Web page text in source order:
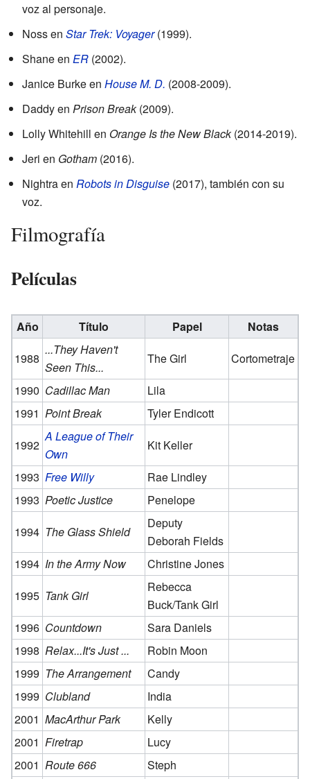
voz al personaje.
Noss en Star Trek: Voyager(1999).
Shane en ER (2002).
Janice Burke en House M. D. (2008-2009).
Daddy en Prison Break(2009).
Lolly Whitehill en Orange Is the New Black(2014-2019).
Jeri en Gotham (2016).
Nightra en Robots in Disguise (2017), también con su
voz.
Filmografía
Películas
Año Título Papel
Notas
1988
...They Haven't
Seen This...
The Girl
Cortometraje
1990 Cadillac Man
Lila
1991 Point Break
Tyler Endicott
1992
A League of Their
Own
Kit Keller
1993 Free Willy
Rae Lindley
1993 Poetic Justice
Penelope
1994 The Glass Shield
Deputy
Deborah Fields
1994 In the Army Now
Christine Jones
1995 Tank Girl
Rebecca
Buck/Tank Girl
1996 Countdown
Sara Daniels
1998 Relax...It's Just ...
Robin Moon
1999 The Arrangement
Candy
1999 Clubland
India
2001 MacArthur Park
Kelly
2001 Firetrap
Lucy
2001 Route 666
Steph